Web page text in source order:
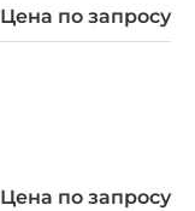
Цена по запросу
Цена по запросу